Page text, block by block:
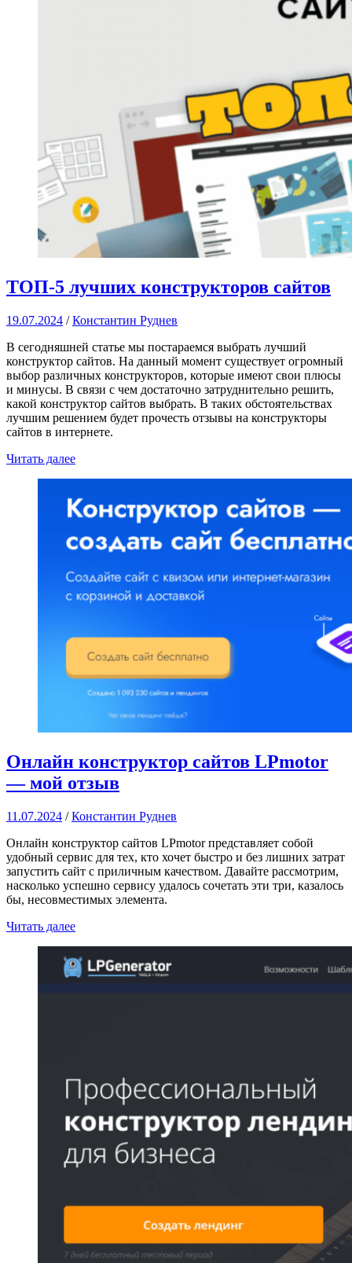
ТОП-5 лучших конструкторов сайтов
19.07.2024 /Константин Руднев
В сегодняшней статье мы постараемся выбрать лучший
конструктор сайтов. На данный момент существует огромный
выбор различных конструкторов, которые имеют свои плюсы
и минусы. В связи с чем достаточно затруднительно решить,
какой конструктор сайтов выбрать. В таких обстоятельствах
лучшим решением будет прочесть отзывы на конструкторы
сайтов в интернете.
Читать далее
Онлайн конструктор сайтов LPmotor
— мой отзыв
11.07.2024 /Константин Руднев
Онлайн конструктор сайтов LPmotor представляет собой
удобный сервис для тех, кто хочет быстро и без лишних затрат
запустить сайт с приличным качеством. Давайте рассмотрим,
насколько успешно сервису удалось сочетать эти три, казалось
бы, несовместимых элемента.
Читать далее